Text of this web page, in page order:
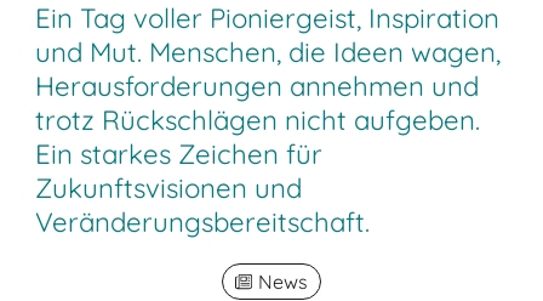
Ein Tag voller Pioniergeist, Inspiration
und Mut. Menschen, die Ideen wagen,
Herausforderungen annehmen und
trotz Rückschlägen nicht aufgeben.
Ein starkes Zeichen für
Zukunftsvisionen und
Veränderungsbereitschaft.
News